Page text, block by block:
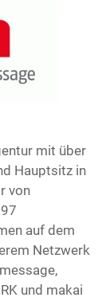
mit über
Hauptsitz in
von
auf dem
Netzwerk
und makai